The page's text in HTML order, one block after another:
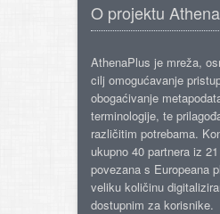
O projektu
AthenaPlus je mreža,
cilj omogućavanje
obogaćivanje
terminologije, te
različitim potrebama.
ukupno 40 partnera iz
povezana s Europeana
veliku količinu
dostupnim za korisnike.